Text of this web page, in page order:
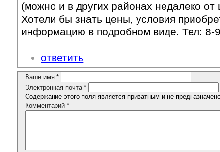
(можно и в других районах недалеко от
Хотели бы знать цены, условия
информацию в подробном виде. Тел: 8-
ответить
Ваше имя *
Электронная почта *
Содержание этого поля является приватным и не
Комментарий *